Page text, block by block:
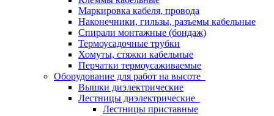
Маркировка кабеля, провода
Наконечники, гильзы, разъемы кабельные
Спирали монтажные (бондаж)
Термоусадочные трубки
Хомуты, стяжки кабельные
Перчатки термоусаживаемые
Оборудование для работ на высоте
Вышки диэлектрические
Лестницы диэлектрические
Лестницы приставные